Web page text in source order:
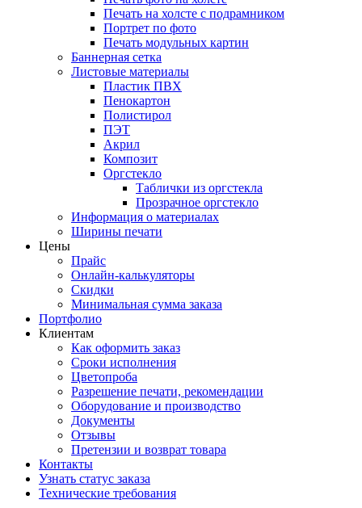
Печать на холсте с подрамником
Портрет по фото
Печать модульных картин
Баннерная сетка
Листовые материалы
Пластик ПВХ
Пенокартон
Полистирол
ПЭТ
Акрил
Композит
Оргстекло
Таблички из оргстекла
Прозрачное оргстекло
Информация о материалах
Ширины печати
Цены
Прайс
Онлайн-калькуляторы
Скидки
Минимальная сумма заказа
Портфолио
Клиентам
Как оформить заказ
Сроки исполнения
Цветопроба
Разрешение печати, рекомендации
Оборудование и производство
Документы
Отзывы
Претензии и возврат товара
Контакты
Узнать статус заказа
Технические требования